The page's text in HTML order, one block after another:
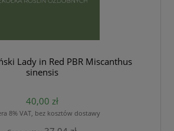
Lady in Red PBR Miscanthus
sinensis
40,00 zł
8% VAT, bez kosztów dostawy